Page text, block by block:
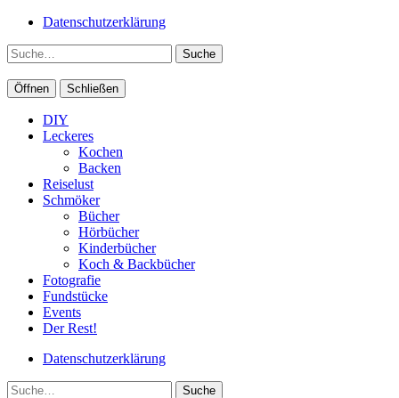
Datenschutzerklärung
Suche
Öffnen Schließen
DIY
Leckeres
Kochen
Backen
Reiselust
Schmöker
Bücher
Hörbücher
Kinderbücher
Koch & Backbücher
Fotografie
Fundstücke
Events
Der Rest!
Datenschutzerklärung
Suche